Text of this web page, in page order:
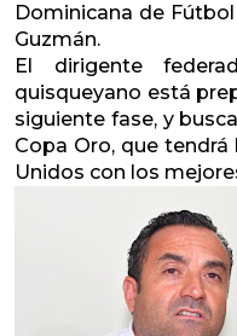
Dominicana de
Guzmán.
El dirigente
quisqueyano está
siguiente fase, y
Copa Oro, que
Unidos con los